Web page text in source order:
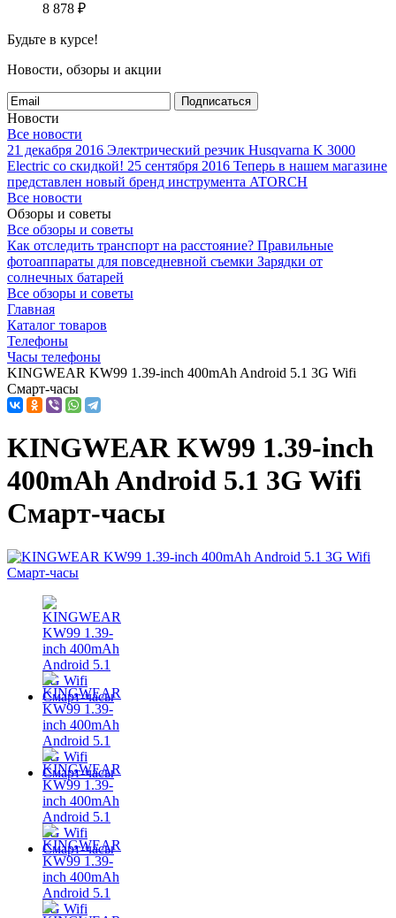
8 878 ₽
Будьте в курсе!
Новости, обзоры и акции
Подписаться
Новости
Все новости
21 декабря 2016 Электрический резчик Husqvarna K 3000
Electric со скидкой! 25 сентября 2016 Теперь в нашем магазине
представлен новый бренд инструмента ATORCH
Все новости
Обзоры и советы
Все обзоры и советы
Как отследить транспорт на расстояние? Правильные
фотоаппараты для повседневной съемки Зарядки от
солнечных батарей
Все обзоры и советы
Главная
Каталог товаров
Телефоны
Часы телефоны
KINGWEAR KW99 1.39-inch 400mAh Android 5.1 3G Wifi
Смарт-часы
KINGWEAR KW99 1.39-inch
400mAh Android 5.1 3G Wifi
Смарт-часы